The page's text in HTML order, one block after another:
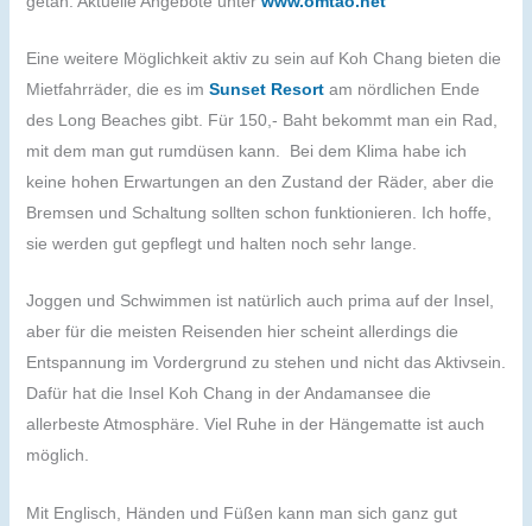
Eine weitere Möglichkeit aktiv zu sein auf Koh Chang bieten die
Mietfahrräder, die es im Sunset Resortam nördlichen Ende
des Long Beaches gibt. Für 150,- Baht bekommt man ein Rad,
mit dem man gut rumdüsen kann. Bei dem Klima habe ich
keine hohen Erwartungen an den Zustand der Räder, aber die
Bremsen und Schaltung sollten schon funktionieren. Ich hoffe,
sie werden gut gepflegt und halten noch sehr lange.
Joggen und Schwimmen ist natürlich auch prima auf der Insel,
aber für die meisten Reisenden hier scheint allerdings die
Entspannung im Vordergrund zu stehen und nicht das Aktivsein.
Dafür hat die Insel Koh Chang in der Andamansee die
allerbeste Atmosphäre. Viel Ruhe in der Hängematte ist auch
möglich.
Mit Englisch, Händen und Füßen kann man sich ganz gut